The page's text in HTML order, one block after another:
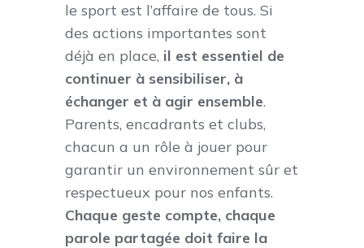
le sport est l’affaire de tous. Si
des actions importantes sont
déjà en place, il est essentiel de
continuer à sensibiliser, à
échanger et à agir ensemble.
Parents, encadrants et clubs,
chacun a un rôle à jouer pour
garantir un environnement sûr et
respectueux pour nos enfants.
Chaque geste compte, chaque
parole partagée doit faire la